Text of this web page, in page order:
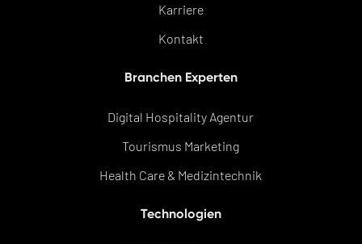
Karriere
Kontakt
Branchen Experten
Digital Hospitality Agentur
Tourismus Marketing
Health Care & Medizintechnik
Technologien